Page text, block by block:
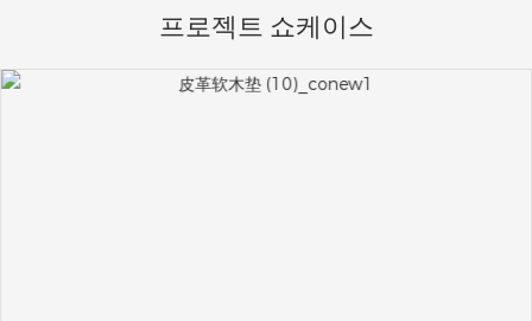
프로젝트 쇼케이스